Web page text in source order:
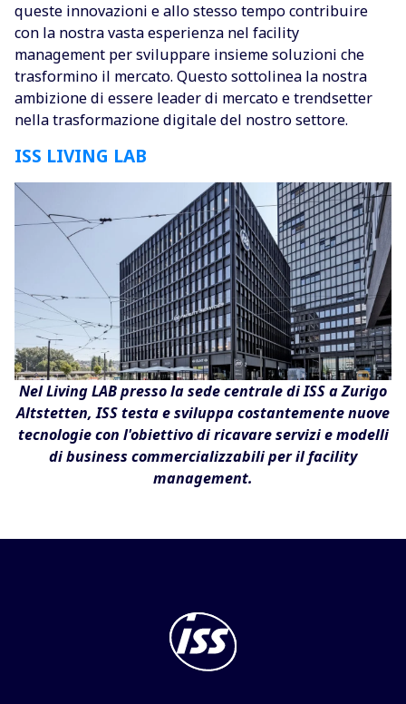
queste innovazioni e allo stesso tempo contribuire
con la nostra vasta esperienza nel facility
management per sviluppare insieme soluzioni che
trasformino il mercato. Questo sottolinea la nostra
ambizione di essere leader di mercato e trendsetter
nella trasformazione digitale del nostro settore.
ISS LIVING LAB
Nel Living LAB presso la sede centrale di ISS a Zurigo
Altstetten, ISS testa e sviluppa costantemente nuove
tecnologie con l'obiettivo di ricavare servizi e modelli
di business commercializzabili per il facility
management.